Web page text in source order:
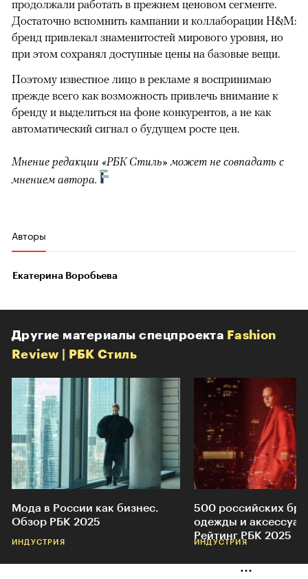
продолжали работать в прежнем ценовом сегменте.
Достаточно вспомнить кампании и коллаборации H&M:
бренд привлекал знаменитостей мирового уровня, но
при этом сохранял доступные цены на базовые вещи.
Поэтому известное лицо в рекламе я воспринимаю
прежде всего как возможность привлечь внимание к
бренду и выделиться на фоне конкурентов, а не как
автоматический сигнал о будущем росте цен.
Мнение редакции «РБК Стиль» может не совпадать с
мнением автора.
Авторы
Екатерина Воробьева
Другие материалы спецпроекта Fashion
Review | РБК Стиль
Мода в России как бизнес.
Обзор РБК 2025
ИНДУСТРИЯ
500 российских
одежды и
Рейтинг РБК 2025
ИНДУСТРИЯ